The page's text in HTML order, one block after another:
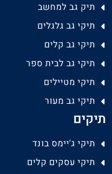
תיק גב למחשב
תיקי גב גלגלים
תיקי גב קלים
תיקי גב לבית ספר
תיקי מטיילים
תיקי גב מעור
תיקים
תיקי ג'יימס בונד
תיקי עסקים קלים